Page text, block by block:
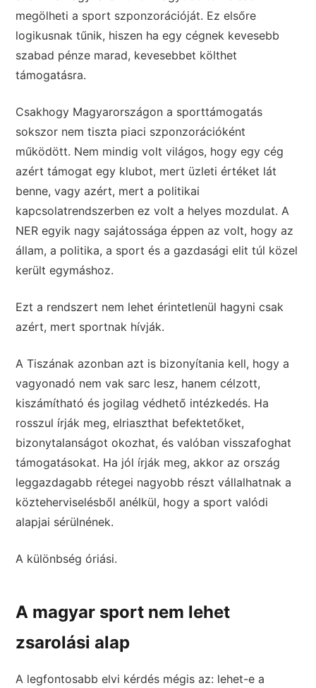
megölheti a sport szponzorációját. Ez elsőre
logikusnak tűnik, hiszen ha egy cégnek kevesebb
szabad pénze marad, kevesebbet költhet
támogatásra.
Csakhogy Magyarországon a sporttámogatás
sokszor nem tiszta piaci szponzorációként
működött. Nem mindig volt világos, hogy egy cég
azért támogat egy klubot, mert üzleti értéket lát
benne, vagy azért, mert a politikai
kapcsolatrendszerben ez volt a helyes mozdulat. A
NER egyik nagy sajátossága éppen az volt, hogy az
állam, a politika, a sport és a gazdasági elit túl közel
került egymáshoz.
Ezt a rendszert nem lehet érintetlenül hagyni csak
azért, mert sportnak hívják.
A Tiszának azonban azt is bizonyítania kell, hogy a
vagyonadó nem vak sarc lesz, hanem célzott,
kiszámítható és jogilag védhető intézkedés. Ha
rosszul írják meg, elriaszthat befektetőket,
bizonytalanságot okozhat, és valóban visszafoghat
támogatásokat. Ha jól írják meg, akkor az ország
leggazdagabb rétegei nagyobb részt vállalhatnak a
közteherviselésből anélkül, hogy a sport valódi
alapjai sérülnének.
A különbség óriási.
A magyar sport nem lehet
zsarolási alap
A legfontosabb elvi kérdés mégis az: lehet-e a